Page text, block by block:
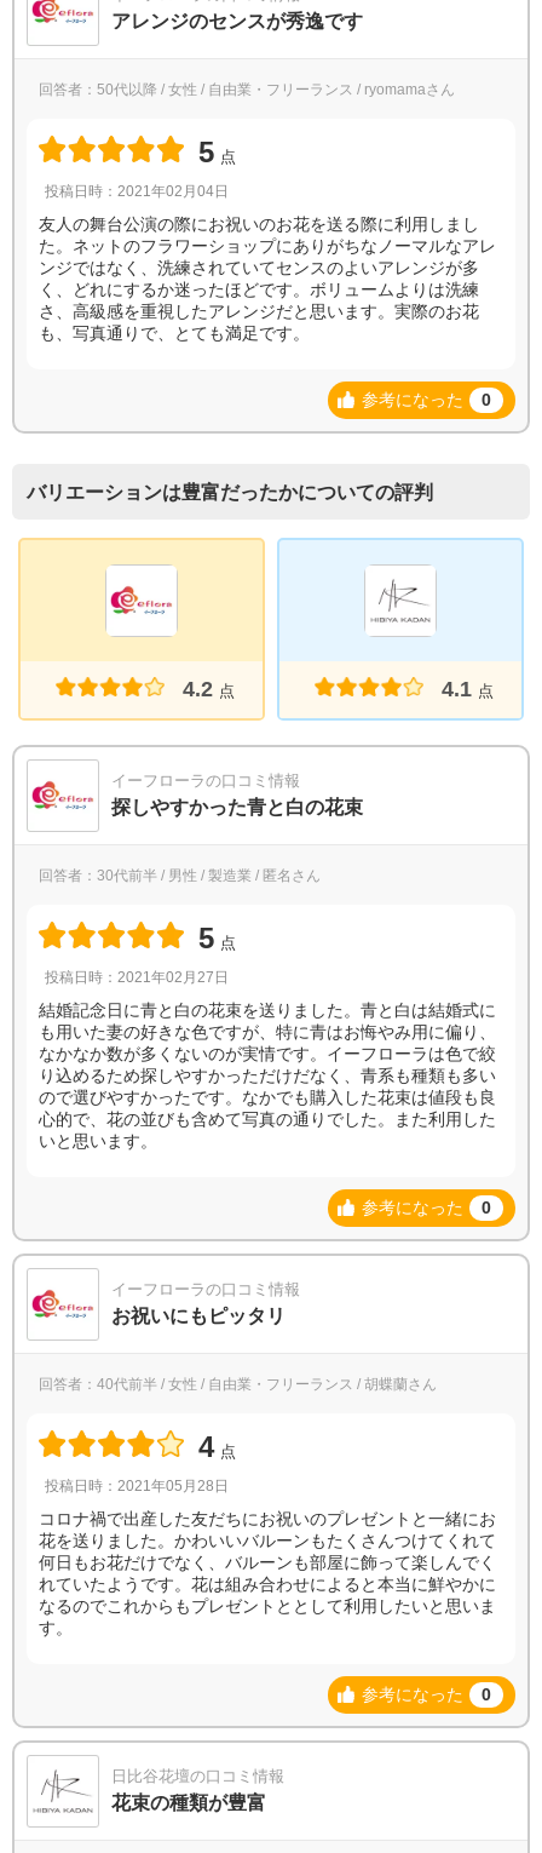
アレンジのセンスが秀逸です
回答者：50代以降 / 女性 / 自由業・フリーランス / ryomamaさん
5 点
投稿日時：2021年02月04日
友人の舞台公演の際にお祝いのお花を送る際に利用しまし
た。ネットのフラワーショップにありがちなノーマルなアレ
ンジではなく、洗練されていてセンスのよいアレンジが多
く、どれにするか迷ったほどです。ボリュームよりは洗練
さ、高級感を重視したアレンジだと思います。実際のお花
も、写真通りで、とても満足です。
参考になった 0
バリエーションは豊富だったかについての評判
4.2 点 4.1 点
イーフローラの口コミ情報
探しやすかった青と白の花束
回答者：30代前半 / 男性 / 製造業 / 匿名さん
5 点
投稿日時：2021年02月27日
結婚記念日に青と白の花束を送りました。青と白は結婚式に
も用いた妻の好きな色ですが、特に青はお悔やみ用に偏り、
なかなか数が多くないのが実情です。イーフローラは色で絞
り込めるため探しやすかっただけだなく、青系も種類も多い
ので選びやすかったです。なかでも購入した花束は値段も良
心的で、花の並びも含めて写真の通りでした。また利用した
いと思います。
参考になった 0
イーフローラの口コミ情報
お祝いにもピッタリ
回答者：40代前半 / 女性 / 自由業・フリーランス / 胡蝶蘭さん
4 点
投稿日時：2021年05月28日
コロナ禍で出産した友だちにお祝いのプレゼントと一緒にお
花を送りました。かわいいバルーンもたくさんつけてくれて
何日もお花だけでなく、バルーンも部屋に飾って楽しんでく
れていたようです。花は組み合わせによると本当に鮮やかに
なるのでこれからもプレゼントととして利用したいと思いま
す。
参考になった 0
日比谷花壇の口コミ情報
花束の種類が豊富